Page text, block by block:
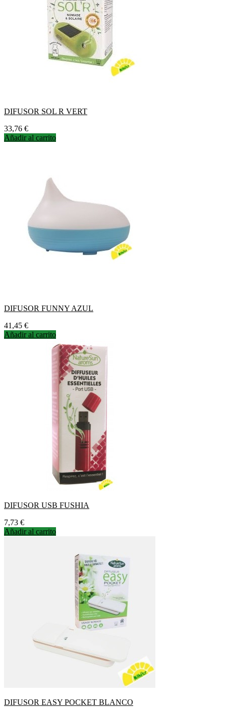
DIFUSOR SOL R VERT
Precio
33,76 €
Añadir al carrito
DIFUSOR FUNNY AZUL
Precio
41,45 €
Añadir al carrito
DIFUSOR USB FUSHIA
Precio
7,73 €
Añadir al carrito
DIFUSOR EASY POCKET BLANCO